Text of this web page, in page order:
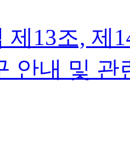
제13조, 제
안내 및 관